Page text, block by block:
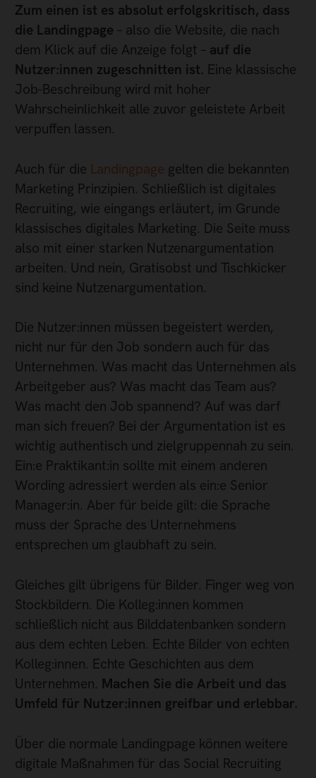
Zum einen ist es absolut erfolgskritisch, dass
die Landingpage – also die Website, die nach
dem Klick auf die Anzeige folgt – auf die
Nutzer:innen zugeschnitten ist. Eine klassische
Job-Beschreibung wird mit hoher
Wahrscheinlichkeit alle zuvor geleistete Arbeit
verpuffen lassen.
Auch für die Landingpage gelten die bekannten
Marketing Prinzipien. Schließlich ist digitales
Recruiting, wie eingangs erläutert, im Grunde
klassisches digitales Marketing. Die Seite muss
also mit einer starken Nutzenargumentation
arbeiten. Und nein, Gratisobst und Tischkicker
sind keine Nutzenargumentation.
Die Nutzer:innen müssen begeistert werden,
nicht nur für den Job sondern auch für das
Unternehmen. Was macht das Unternehmen als
Arbeitgeber aus? Was macht das Team aus?
Was macht den Job spannend? Auf was darf
man sich freuen? Bei der Argumentation ist es
wichtig authentisch und zielgruppennah zu sein.
Ein:e Praktikant:in sollte mit einem anderen
Wording adressiert werden als ein:e Senior
Manager:in. Aber für beide gilt: die Sprache
muss der Sprache des Unternehmens
entsprechen um glaubhaft zu sein.
Gleiches gilt übrigens für Bilder. Finger weg von
Stockbildern. Die Kolleg:innen kommen
schließlich nicht aus Bilddatenbanken sondern
aus dem echten Leben. Echte Bilder von echten
Kolleg:innen. Echte Geschichten aus dem
Unternehmen. Machen Sie die Arbeit und das
Umfeld für Nutzer:innen greifbar und erlebbar.
Über die normale Landingpage können weitere
digitale Maßnahmen für das Social Recruiting